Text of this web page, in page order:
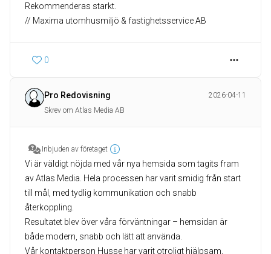
Rekommenderas starkt.
// Maxima utomhusmiljö & fastighetsservice AB
0
Pro Redovisning
2026-04-11
Skrev om Atlas Media AB
Inbjuden av företaget
Vi är väldigt nöjda med vår nya hemsida som tagits fram
av Atlas Media. Hela processen har varit smidig från start
till mål, med tydlig kommunikation och snabb
återkoppling.
Resultatet blev över våra förväntningar – hemsidan är
både modern, snabb och lätt att använda.
Vår kontaktperson Husse har varit otroligt hjälpsam,